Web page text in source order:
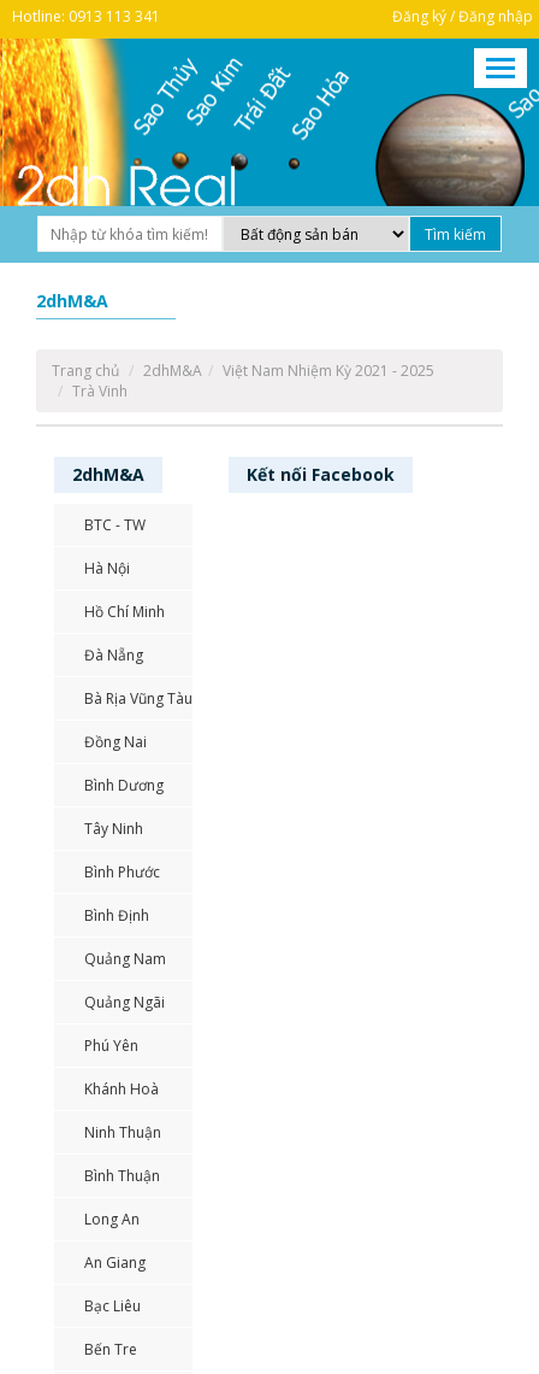
Hotline: 0913 113 341 Đăng ký / Đăng nhập
2dhM&A
Trang chủ 2dhM&A
Việt Nam Nhiệm Kỳ 2021 - 2025
Trà Vinh
2dhM&A
BTC - TW
Hà Nội
Hồ Chí Minh
Đà Nẵng
Bà Rịa Vũng Tàu
Đồng Nai
Bình Dương
Tây Ninh
Bình Phước
Bình Định
Quảng Nam
Quảng Ngãi
Phú Yên
Khánh Hoà
Ninh Thuận
Bình Thuận
Long An
An Giang
Bạc Liêu
Bến Tre
Kết nối Facebook